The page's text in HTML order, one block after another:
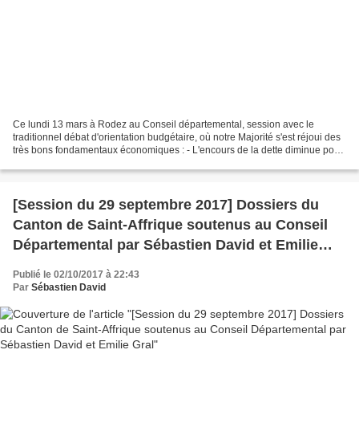
Ce lundi 13 mars à Rodez au Conseil départemental, session avec le
traditionnel débat d'orientation budgétaire, où notre Majorité s'est réjoui des
très bons fondamentaux économiques : - L'encours de la dette diminue pour
[Session du 29 septembre 2017] Dossiers du
Canton de Saint-Affrique soutenus au Conseil
Départemental par Sébastien David et Emilie
Gral
Publié le 02/10/2017 à 22:43
Par Sébastien David